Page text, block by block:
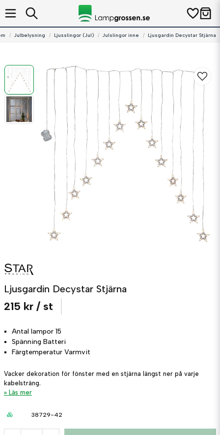
Julbelysning Ljusslingor (Jul) Julslingor inne Ljusgardin Decystar Stjärna
Ljusgardin Decystar Stjärna
215 kr / st
Antal lampor 15
Spänning Batteri
Färgtemperatur Varmvit
Vacker dekoration för fönster med en stjärna längst ner på varje
kabelsträng.
Läs mer
38729-42